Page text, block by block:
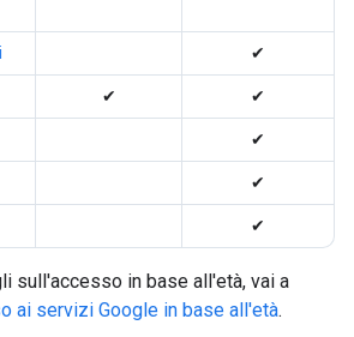
✔
✔ ✔
✔
✔
✔
sull'accesso in base all'età, vai a
ai servizi Google in base all'età.